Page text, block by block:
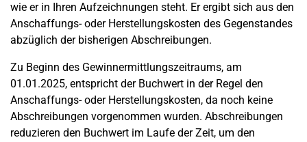
wie er in Ihren Aufzeichnungen steht. Er ergibt sich aus den
Anschaffungs- oder Herstellungskosten des Gegenstandes
abzüglich der bisherigen Abschreibungen.
Zu Beginn des Gewinnermittlungszeitraums, am
01.01.2025, entspricht der Buchwert in der Regel den
Anschaffungs- oder Herstellungskosten, da noch keine
Abschreibungen vorgenommen wurden. Abschreibungen
reduzieren den Buchwert im Laufe der Zeit, um den